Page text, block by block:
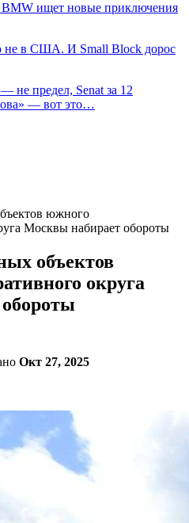
BMW ищет новые приключения
не в США. И Small Block дорос
не предел, Senat за 12
— вот это…
южного
Москвы набирает обороты
объектов
округа
Окт 27, 2025